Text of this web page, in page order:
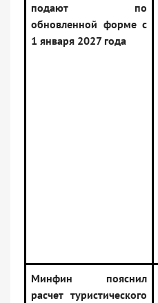
подают по
обновленной форме с
1 января 2027 года
Минфин пояснил
расчет туристического